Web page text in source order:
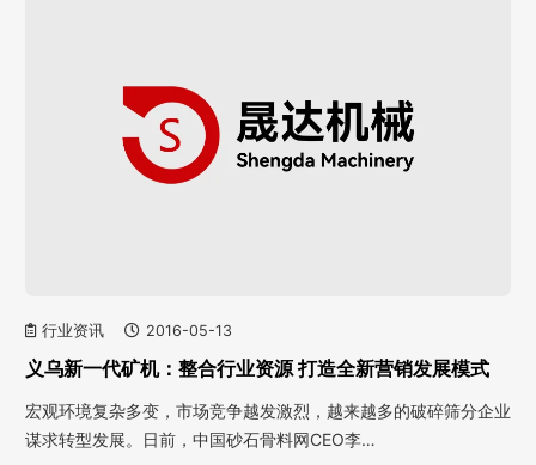
行业资讯 2016-05-13
义乌新一代矿机：整合行业资源 打造全新营销发展模式
宏观环境复杂多变，市场竞争越发激烈，越来越多的破碎筛分企业
谋求转型发展。日前，中国砂石骨料网CEO李…